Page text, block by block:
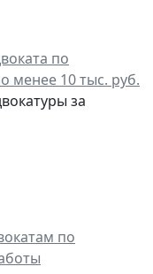
по
менее 10 тыс. руб.
за
по